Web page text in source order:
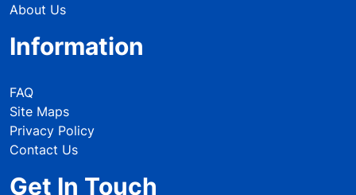
About Us
Information
FAQ
Site Maps
Privacy Policy
Contact Us
Get In Touch